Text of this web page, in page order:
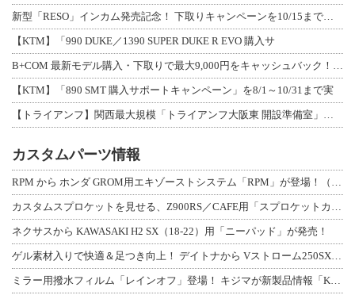
【KTM】「990 DUKE／1390 SUPER DUKE R EVO 購入サ
【KTM】「890 SMT 購入サポートキャンペーン」を8/1～10/31まで実
カスタムパーツ情報
ネクサスから KAWASAKI H2 SX（18-22）用「ニーパッド」が発売！